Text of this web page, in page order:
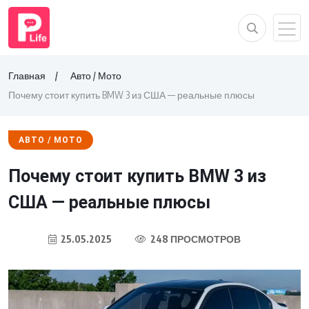
Главная
Авто / Мото
Почему стоит купить BMW 3 из США — реальные плюсы
АВТО / МОТО
Почему стоит купить BMW 3 из
США — реальные плюсы
25.05.2025 248 ПРОСМОТРОВ